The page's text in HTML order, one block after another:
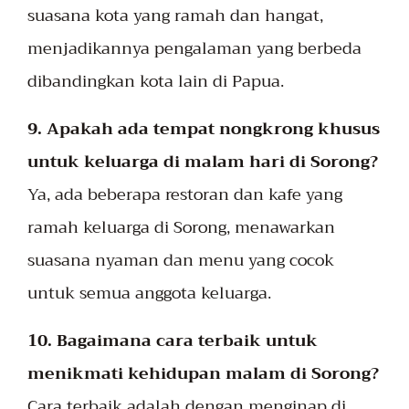
suasana kota yang ramah dan hangat,
menjadikannya pengalaman yang berbeda
dibandingkan kota lain di Papua.
9. Apakah ada tempat nongkrong khusus
untuk keluarga di malam hari di Sorong?
Ya, ada beberapa restoran dan kafe yang
ramah keluarga di Sorong, menawarkan
suasana nyaman dan menu yang cocok
untuk semua anggota keluarga.
10. Bagaimana cara terbaik untuk
menikmati kehidupan malam di Sorong?